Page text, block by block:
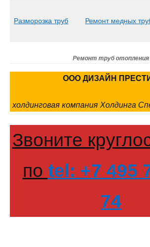
Разморозка труб Ремонт медных
Ремонт труб отопления
ООО ДИЗАЙН
холдинговая компания Холдинга
Звоните
по tel: +7 495
74